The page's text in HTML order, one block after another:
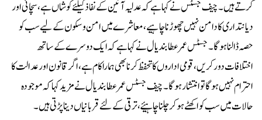
کرتے ہیں۔چیف جسٹس نے کہا ہے کہ عدلیہ آئین کے نفاذ کیلئے کوشاں ہے، سچائی اور
دیانتداری کا دامن نہیں چھوڑناچاہیے، معاشرے میں امن وسکون کے لیے سب کو
حصہ ڈالنا ہو گا۔جسٹس عمرعطا بندیال نے کہا ہے کہ ایک دوسرے کے ساتھ
اختلافات دور کریں، قومی اداروں کا تحفظ کرنا بھی ہمارا کام ہے، اگر قانون اور عدالت کا
احترام نہیں ہو گا تو انتشار ہو گا۔چیف جسٹس عمر عطا بندیال نے مزید کہا کہ موجودہ
حالات میں سب کو اکھٹے ہو کر چلنا چاہیئے، ترقی کے لئے قربانیاں دینا پڑتی ہیں۔